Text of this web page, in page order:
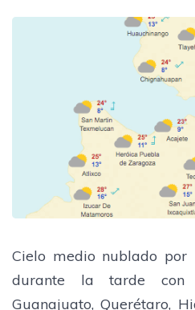
Cielo medio nublado
durante la tarde con
Guanajuato, Querétaro,